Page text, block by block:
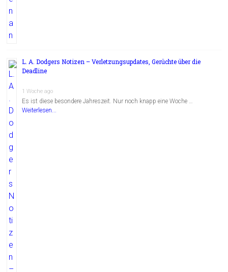
L. A. Dodgers Notizen – Verletzungsupdates, Gerüchte über die
Deadline
1 Woche ago
Es ist diese besondere Jahreszeit. Nur noch knapp eine Woche …
Weiterlesen...